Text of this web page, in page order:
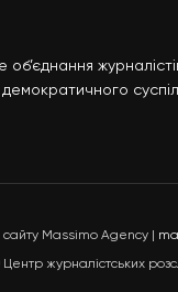
сайту Massimo Agency |
журналістських